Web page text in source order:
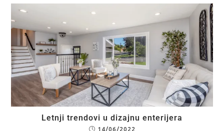
Letnji trendovi u dizajnu enterijera
14/06/2022